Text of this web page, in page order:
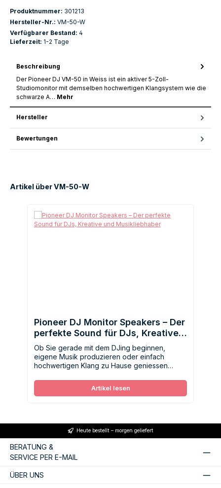
Produktnummer: 301213
Hersteller-Nr.: VM-50-W
Verfügbarer Bestand: 4
Lieferzeit: 1-2 Tage
Beschreibung
Der Pioneer DJ VM-50 in Weiss ist ein aktiver 5-Zoll-
Studiomonitor mit demselben hochwertigen Klangsystem wie die
schwarze A… Mehr
Hersteller
Bewertungen
Artikel über VM-50-W
Pioneer DJ Monitor Speakers – Der
perfekte Sound für DJs, Kreative
und Musikliebhaber
Ob Sie gerade mit dem DJing beginnen,
eigene Musik produzieren oder einfach
hochwertigen Klang zu Hause geniessen
Pioneer DJ verbinden Präzision, Leistung und
Benutzerfreundlichkeit in einer Lösung für
Artikel lesen
Heute bestellt – morgen geliefert
BERATUNG &
SERVICE PER E-MAIL
ÜBER UNS